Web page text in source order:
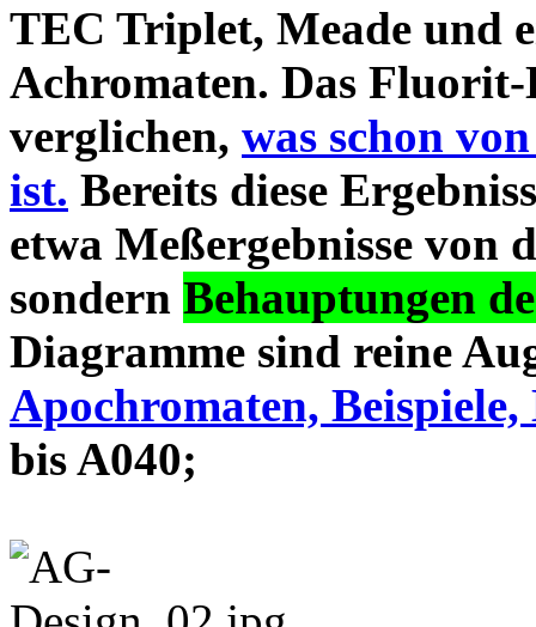
TEC Triplet, Meade und
Achromaten. Das
verglichen, was schon
ist. Bereits diese
etwa Meßergebnisse von
sondern Behauptungen
Diagramme sind reine
Apochromaten, Beispiele,
bis A040;